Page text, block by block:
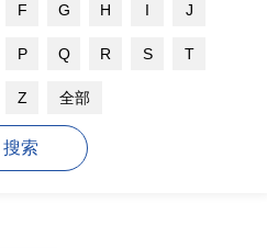
F G H I J
P Q R S T
Z 全部
搜索